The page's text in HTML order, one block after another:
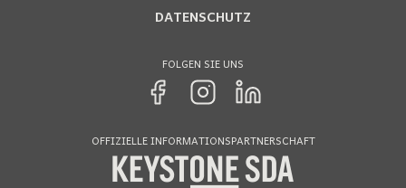
DATENSCHUTZ
FOLGEN SIE UNS
OFFIZIELLE INFORMATIONSPARTNERSCHAFT